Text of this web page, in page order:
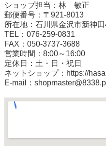
ショップ担当：林 敏正
郵便番号：〒921-8013
所在地：石川県金沢市新神
TEL：076-259-0831
FAX：050-3737-3688
営業時間：8:00～16:00
定休日：土・日・祝日
ネットショップ： https://
E-mail：